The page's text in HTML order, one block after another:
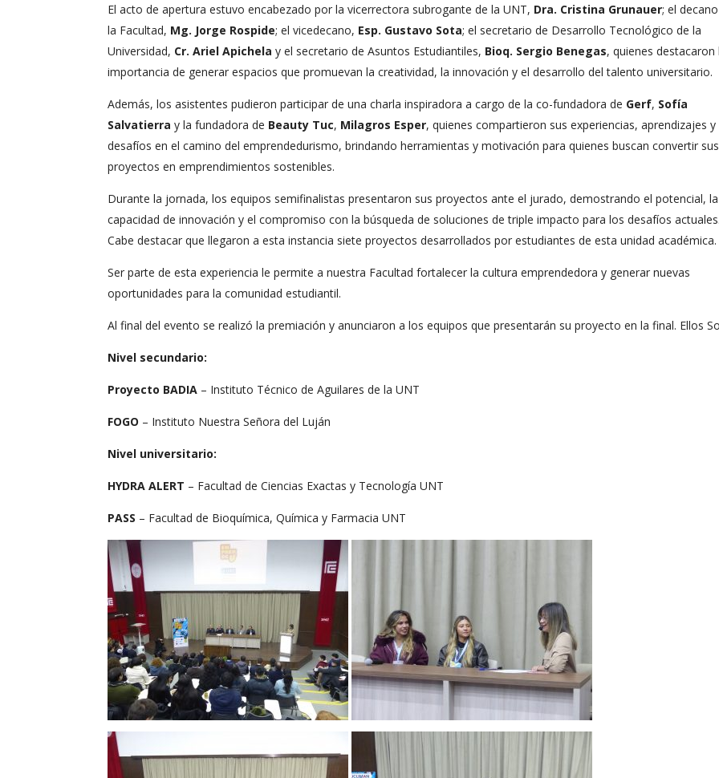
El acto de apertura estuvo encabezado por la vicerrectora subrogante de la UNT, Dra. Cristina Grunauer; el
la Facultad, Mg. Jorge Rospide; el vicedecano, Esp. Gustavo Sota; el secretario de Desarrollo Tecnológico de la
Universidad, Cr. Ariel Apichela y el secretario de Asuntos Estudiantiles, Bioq. Sergio Benegas, quienes destacaron
importancia de generar espacios que promuevan la creatividad, la innovación y el desarrollo del talento universitario.
Además, los asistentes pudieron participar de una charla inspiradora a cargo de la co-fundadora de Gerf, Sofía
Salvatierra y la fundadora de Beauty Tuc, Milagros Esper, quienes compartieron sus experiencias, aprendizajes y
desafíos en el camino del emprendedurismo, brindando herramientas y motivación para quienes buscan convertir sus
proyectos en emprendimientos sostenibles.
Durante la jornada, los equipos semifinalistas presentaron sus proyectos ante el jurado, demostrando el potencial, la
capacidad de innovación y el compromiso con la búsqueda de soluciones de triple impacto para los desafíos actuales.
Cabe destacar que llegaron a esta instancia siete proyectos desarrollados por estudiantes de esta unidad académica.
Ser parte de esta experiencia le permite a nuestra Facultad fortalecer la cultura emprendedora y generar nuevas
oportunidades para la comunidad estudiantil.
Al final del evento se realizó la premiación y anunciaron a los equipos que presentarán su proyecto en la final. Ellos
Nivel secundario:
Proyecto BADIA – Instituto Técnico de Aguilares de la UNT
FOGO – Instituto Nuestra Señora del Luján
Nivel universitario:
HYDRA ALERT – Facultad de Ciencias Exactas y Tecnología UNT
PASS – Facultad de Bioquímica, Química y Farmacia UNT